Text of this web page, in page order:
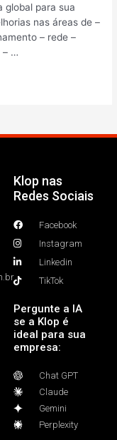
global para sua
nas áreas de –
– rede –
– …
Klop nas
Redes Sociais
Facebook
Instagram
Linkedin
TikTok
Pergunte a IA
se a Klop é
ideal para sua
empresa:
Chat GPT
Claude
Gemini
Perplexity